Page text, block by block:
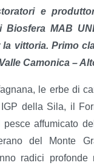
e
Biosfera MAB
vittoria. Primo
Camonica –
le erbe di
della Sila, il
pesce affumicato
del Monte
radici profonde